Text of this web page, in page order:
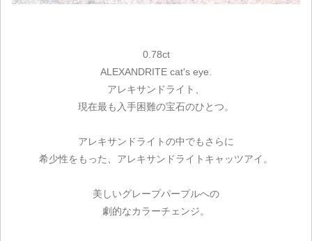
0.78ct
ALEXANDRITE cat's eye.
アレキサンドライト、
現在最も入手困難の宝石のひとつ。
アレキサンドライトの中でもさらに
希少性をもった、アレキサンドライトキャッツアイ。
美しいグレープパープルへの
劇的なカラーチェンジ。